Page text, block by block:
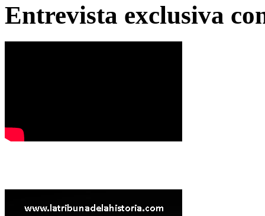
Entrevista exclusiva